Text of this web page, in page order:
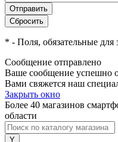
* - Поля, обязательные для
Сообщение отправлено
Ваше сообщение успешно
Вами свяжется наш
Закрыть окно
Более 40 магазинов
области